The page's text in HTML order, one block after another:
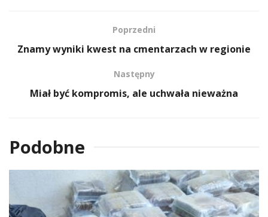
Poprzedni
Znamy wyniki kwest na cmentarzach w regionie
Następny
Miał być kompromis, ale uchwała nieważna
Podobne